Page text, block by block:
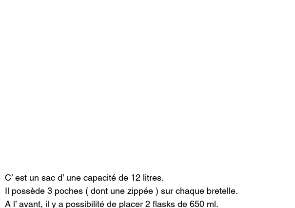
C’ est un sac d’ une capacité de 12 litres.
Il possède 3 poches ( dont une zippée ) sur chaque bretelle.
A l’ avant, il y a possibilité de placer 2 flasks de 650 ml.